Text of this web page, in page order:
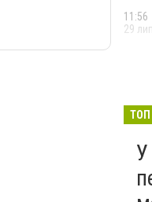
11:56
29
ТОП